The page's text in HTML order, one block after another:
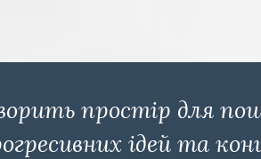
простір для
ідей та